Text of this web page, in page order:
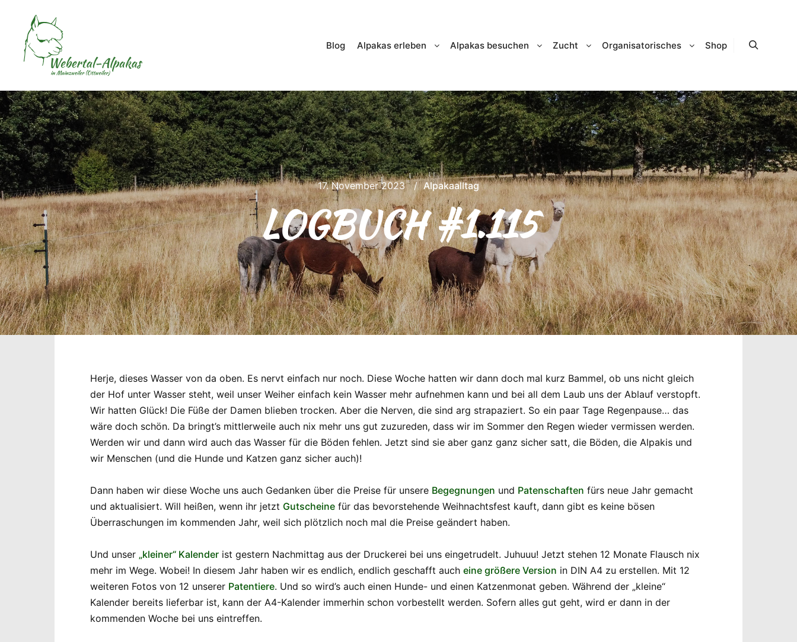
Blog Alpakas erleben Alpakas besuchen Zucht Organisatorisches Shop
17. November 2023 Alpakaalltag
LOGBUCH #1.115
Herje, dieses Wasser von da oben. Es nervt einfach nur noch. Diese Woche hatten wir dann doch mal kurz Bammel, ob uns nicht gleich
der Hof unter Wasser steht, weil unser Weiher einfach kein Wasser mehr aufnehmen kann und bei all dem Laub uns der Ablauf verstopft.
Wir hatten Glück! Die Füße der Damen blieben trocken. Aber die Nerven, die sind arg strapaziert. So ein paar Tage Regenpause… das
wäre doch schön. Da bringt’s mittlerweile auch nix mehr uns gut zuzureden, dass wir im Sommer den Regen wieder vermissen werden.
Werden wir und dann wird auch das Wasser für die Böden fehlen. Jetzt sind sie aber ganz ganz sicher satt, die Böden, die Alpakis und
wir Menschen (und die Hunde und Katzen ganz sicher auch)!
Dann haben wir diese Woche uns auch Gedanken über die Preise für unsere Begegnungen und Patenschaften fürs neue Jahr gemacht
und aktualisiert. Will heißen, wenn ihr jetzt Gutscheine für das bevorstehende Weihnachtsfest kauft, dann gibt es keine bösen
Überraschungen im kommenden Jahr, weil sich plötzlich noch mal die Preise geändert haben.
Und unser „kleiner“ Kalender ist gestern Nachmittag aus der Druckerei bei uns eingetrudelt. Juhuuu! Jetzt stehen 12 Monate Flausch nix
mehr im Wege. Wobei! In diesem Jahr haben wir es endlich, endlich geschafft auch eine größere Version in DIN A4 zu erstellen. Mit 12
weiteren Fotos von 12 unserer Patentiere. Und so wird’s auch einen Hunde- und einen Katzenmonat geben. Während der „kleine“
Kalender bereits lieferbar ist, kann der A4-Kalender immerhin schon vorbestellt werden. Sofern alles gut geht, wird er dann in der
kommenden Woche bei uns eintreffen.